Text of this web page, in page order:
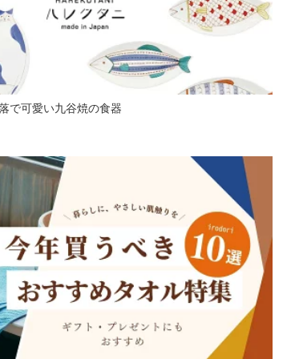
で可愛い九谷焼の食器